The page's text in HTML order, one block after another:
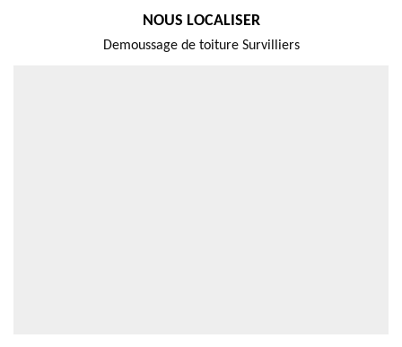
NOUS LOCALISER
Demoussage de toiture Survilliers